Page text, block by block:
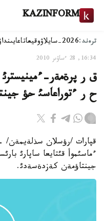
KAZINFORM
ترەند:2026-سايلاۋ وقيعا
16:34, 28 ءساۋىر 2010
ق ر پرةمةر-ءمينيسترئ
ح ر ءتوراعاسئ حؤ
قپارات /رؤسلان سذلةيمةن/
ءماسئموأ قئتايعا ساپارئ
جينتاؤمةن كةزدةسةدئ.